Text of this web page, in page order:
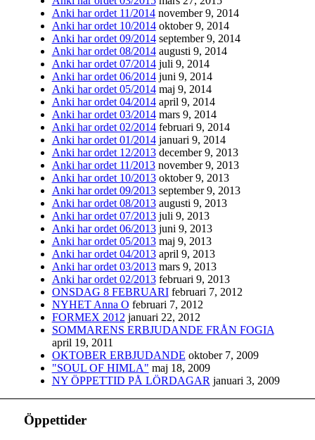
Anki har ordet 11/2014 november 9, 2014
Anki har ordet 10/2014 oktober 9, 2014
Anki har ordet 09/2014 september 9, 2014
Anki har ordet 08/2014 augusti 9, 2014
Anki har ordet 07/2014 juli 9, 2014
Anki har ordet 06/2014 juni 9, 2014
Anki har ordet 05/2014 maj 9, 2014
Anki har ordet 04/2014 april 9, 2014
Anki har ordet 03/2014 mars 9, 2014
Anki har ordet 02/2014 februari 9, 2014
Anki har ordet 01/2014 januari 9, 2014
Anki har ordet 12/2013 december 9, 2013
Anki har ordet 11/2013 november 9, 2013
Anki har ordet 10/2013 oktober 9, 2013
Anki har ordet 09/2013 september 9, 2013
Anki har ordet 08/2013 augusti 9, 2013
Anki har ordet 07/2013 juli 9, 2013
Anki har ordet 06/2013 juni 9, 2013
Anki har ordet 05/2013 maj 9, 2013
Anki har ordet 04/2013 april 9, 2013
Anki har ordet 03/2013 mars 9, 2013
Anki har ordet 02/2013 februari 9, 2013
ONSDAG 8 FEBRUARI februari 7, 2012
NYHET Anna O februari 7, 2012
FORMEX 2012 januari 22, 2012
SOMMARENS ERBJUDANDE FRÅN FOGIA
april 19, 2011
OKTOBER ERBJUDANDE oktober 7, 2009
"SOUL OF HIMLA" maj 18, 2009
NY ÖPPETTID PÅ LÖRDAGAR januari 3, 2009
Öppettider